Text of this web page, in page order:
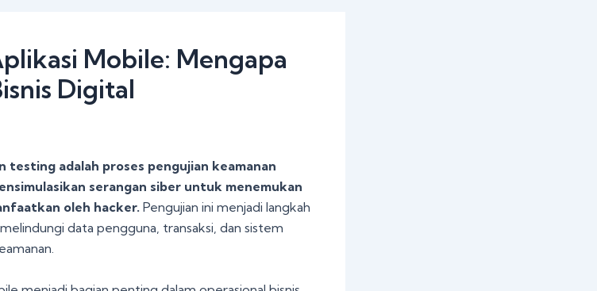
Mobile: Mengapa
Digital
adalah proses pengujian keamanan
serangan siber untuk menemukan
oleh hacker. Pengujian ini menjadi langkah
data pengguna, transaksi, dan sistem